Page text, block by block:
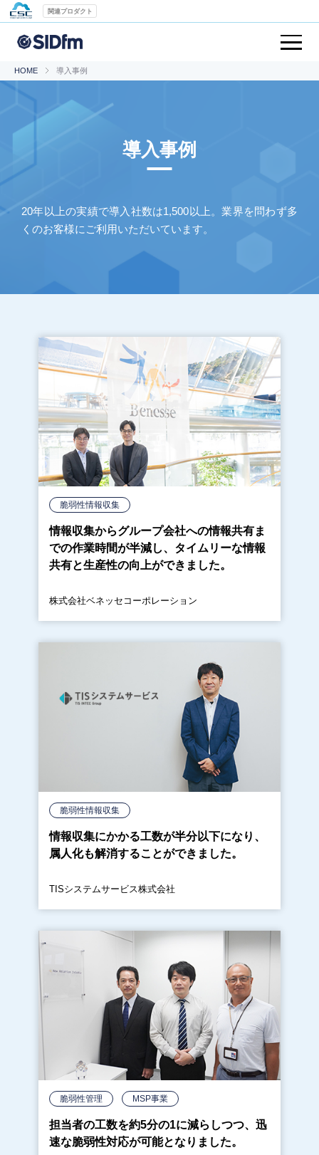
関連プロダクト
HOME 導入事例
導入事例
20年以上の実績で導入社数は1,500以上。業界を問わず多
くのお客様にご利用いただいています。
脆弱性情報収集
情報収集からグループ会社への情報共有ま
での作業時間が半減し、タイムリーな情報
共有と生産性の向上ができました。
株式会社ベネッセコーポレーション
脆弱性情報収集
情報収集にかかる工数が半分以下になり、
属人化も解消することができました。
TISシステムサービス株式会社
脆弱性管理 MSP事業
担当者の工数を約5分の1に減らしつつ、迅
速な脆弱性対応が可能となりました。